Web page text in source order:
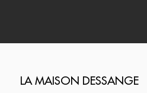
LA MAISON DESSANGE